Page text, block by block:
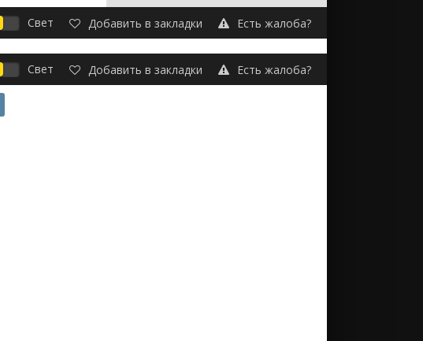
Свет Добавить в закладки Есть жалоба?
Свет Добавить в закладки Есть жалоба?